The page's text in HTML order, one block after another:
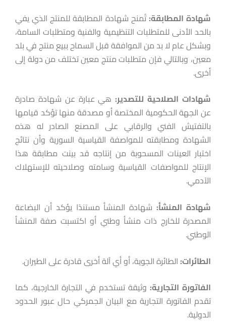
شهادة المطابقة: تُمنح شهادة المطابقة للمنتج الذي يفي
بالحد الأدنى للمتطلبات التنظيمية والفنية ومتطلبات السامة،
وبشكل عام لا بد من الموافقة قبل السماح ببيع منتج في بلد
معين، وبالتالي فإن متطلبات منتج معين تختلف من دولة إلى
أخرى.
شهادات الصلاحية للتصدير: هي عبارة عن شهادة صادرة
عن الجهة الحكومية المختصة أو مصدقة منها تؤكد قيامها
بالتفتيش الفني والرقابي على المصنع الصادر له هذه
الشهادة ومطابقته للمواصفة القياسية السورية وأن نتائج
اختبار العينات المسحوبة من إنتاجه قد بينت مطابقة هذا
الإنتاج للمواصفات القياسية وسامته وصلاحيته للإستهلاك
الآدمي.
شهادة المنشأ: شهادة المنشأ مستندًا يؤكد أن البضاعة
المصدرة للخارج ذات منشأ وطني أو اكتسبت صفة المنشأ
الوطني.
الطائرات: الطائرة الجوية، أو أي آلة أخرى قادرة على الطيران.
الفاتورة التجارية: وثيقة تستخدم في التجارة الخارجية، كما
تقدم الفاتورة التجارية مع البيان الجمركي حال عبور الحدود
الدولية.